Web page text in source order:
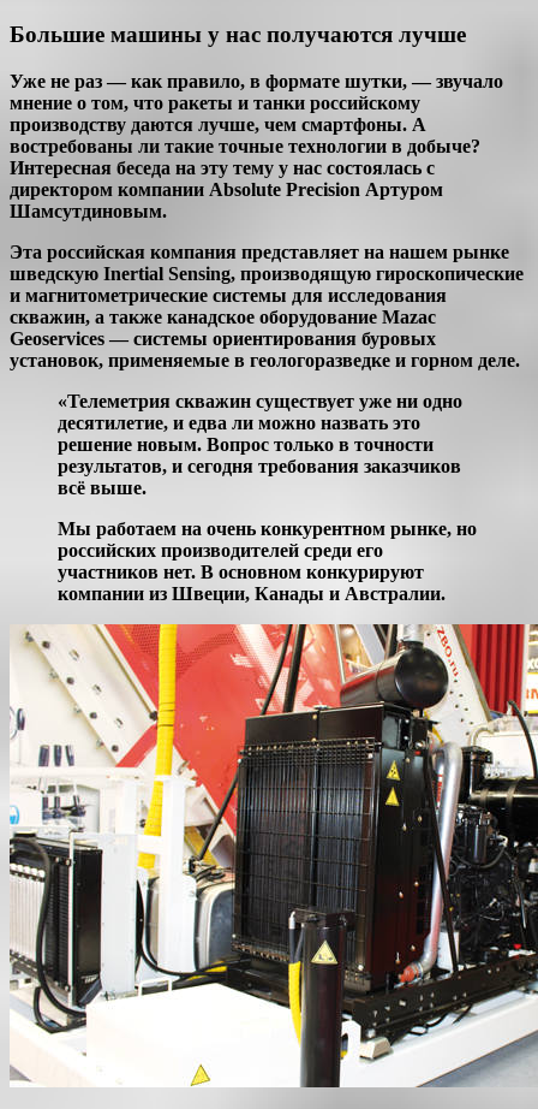
Большие машины у нас получаются лучше
Уже не раз — как правило, в формате шутки, — звучало
мнение о том, что ракеты и танки российскому
производству даются лучше, чем смартфоны. А
востребованы ли такие точные технологии в добыче?
Интересная беседа на эту тему у нас состоялась с
директором компании Absolute Precision Артуром
Шамсутдиновым.
Эта российская компания представляет на нашем рынке
шведскую Inertial Sensing, производящую гироскопические
и магнитометрические системы для исследования
скважин, а также канадское оборудование Mazac
Geoservices — системы ориентирования буровых
установок, применяемые в геологоразведке и горном деле.
«Телеметрия скважин существует уже ни одно
десятилетие, и едва ли можно назвать это
решение новым. Вопрос только в точности
результатов, и сегодня требования заказчиков
всё выше.
Мы работаем на очень конкурентном рынке, но
российских производителей среди его
участников нет. В основном конкурируют
компании из Швеции, Канады и Австралии.